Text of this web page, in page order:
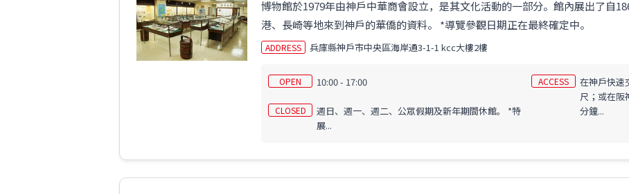
博物館於1979年由神戶中華商會設立，是其文化活動的一部分。館內展出了自
港、長崎等地來到神戶的華僑的資料。 *導覽參觀日期正在最終確定中。
ADDRESS 兵庫縣神戶市中央區海岸通3-1-1 kcc大樓2樓
OPEN 10:00 - 17:00
CLOSED
週日、週一、週二、公眾假期及新年期間休館。 *特
展...
ACCESS
在神戶快速
尺；或在阪
分鐘...